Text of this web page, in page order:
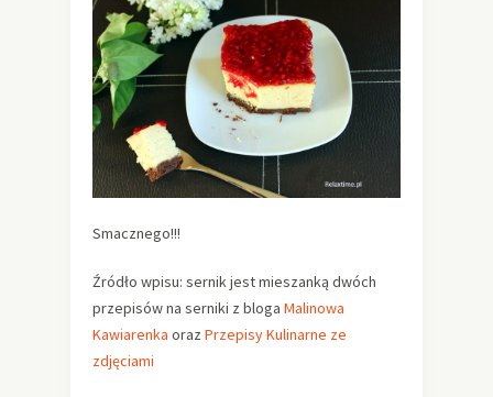
Smacznego!!!
Źródło wpisu: sernik jest mieszanką dwóch
przepisów na serniki z bloga Malinowa
Kawiarenka oraz Przepisy Kulinarne ze
zdjęciami